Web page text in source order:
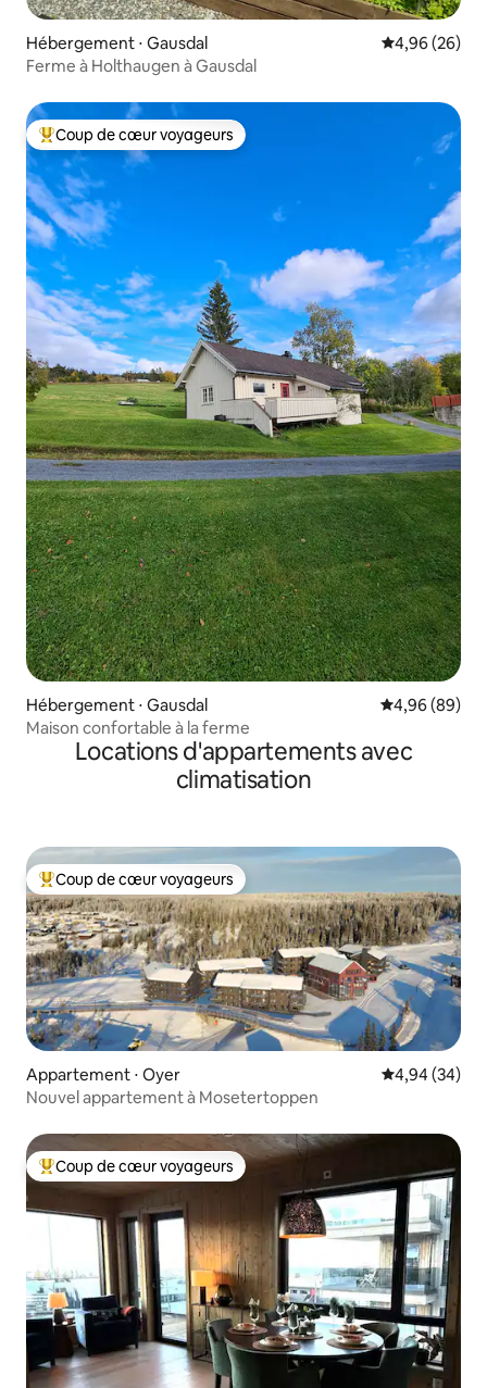
Hébergement ⋅ Gausdal Évaluation
4,96 (26)
Ferme à Holthaugen à Gausdal
Coups de cœur voyageurs les plus appréciés
Coup de cœur voyageurs
Hébergement ⋅ Gausdal Évaluation
4,96 (89)
Maison confortable à la ferme
Locations d'appartements avec
climatisation
Coups de cœur voyageurs les plus appréciés
Coup de cœur voyageurs
Appartement ⋅ Oyer Évaluation
4,94 (34)
Nouvel appartement à Mosetertoppen
Coups de cœur voyageurs les plus appréciés
Coup de cœur voyageurs